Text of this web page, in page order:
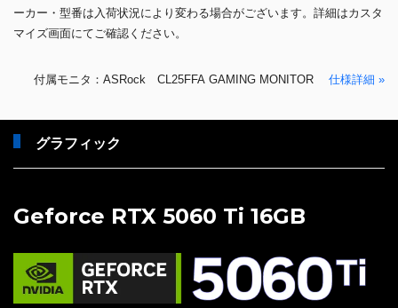
ーカー・型番は入荷状況により変わる場合がございます。詳細はカスタ
マイズ画面にてご確認ください。
付属モニタ：ASRock CL25FFA GAMING MONITOR 仕様詳細 »
グラフィック
Geforce RTX 5060 Ti 16GB